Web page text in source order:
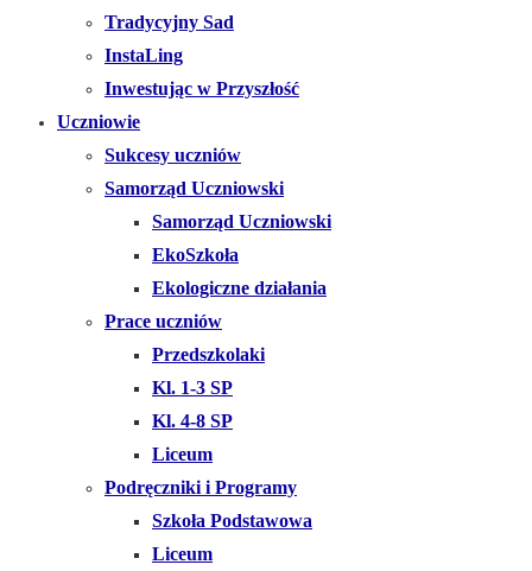
Tradycyjny Sad
InstaLing
Inwestując w Przyszłość
Uczniowie
Sukcesy uczniów
Samorząd Uczniowski
Samorząd Uczniowski
EkoSzkoła
Ekologiczne działania
Prace uczniów
Przedszkolaki
Kl. 1-3 SP
Kl. 4-8 SP
Liceum
Podręczniki i Programy
Szkoła Podstawowa
Liceum